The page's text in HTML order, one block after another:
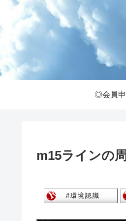
◎会員
m15ラインの